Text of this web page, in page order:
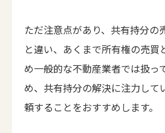
ただ注意点があり、共有持分の
と違い、あくまで所有権の売買
め一般的な不動産業者では扱っ
め、共有持分の解決に注力して
頼することをおすすめします。